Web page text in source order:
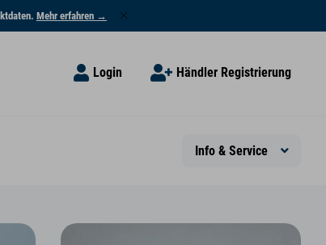
Mehr erfahren →
Login Händler Registrierung
Info & Service